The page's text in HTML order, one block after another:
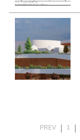
PREV 1